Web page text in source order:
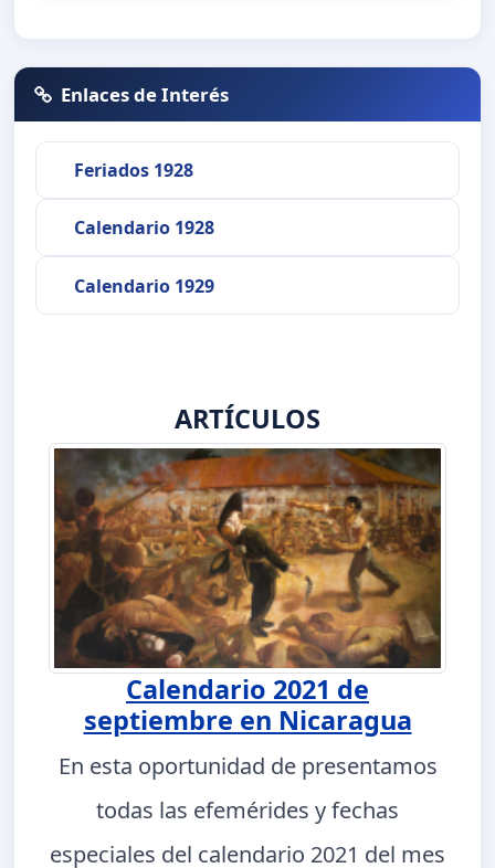
Enlaces de Interés
Feriados 1928
Calendario 1928
Calendario 1929
ARTÍCULOS
Calendario 2021 de
septiembre en Nicaragua
En esta oportunidad de presentamos
todas las efemérides y fechas
especiales del calendario 2021 del mes